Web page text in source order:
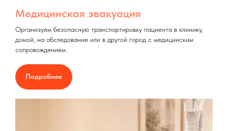
Медицинская эвакуация
Организуем безопасную транспортировку пациента в клинику,
домой, на обследование или в другой город с медицинским
сопровождением.
Подробнее